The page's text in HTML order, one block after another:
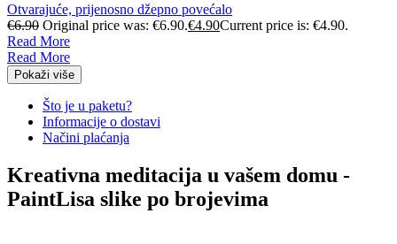
Otvarajuće, prijenosno džepno povećalo
€6.90 Original price was: €6.90.€4.90Current price is: €4.90.
Read More
Read More
Pokaži više
Što je u paketu?
Informacije o dostavi
Načini plaćanja
Kreativna meditacija u vašem domu -
PaintLisa slike po brojevima